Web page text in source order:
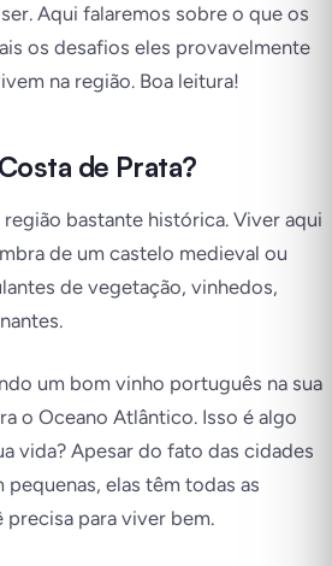
Aqui falaremos sobre o que os
os desafios eles provavelmente
na região. Boa leitura!
de Prata?
bastante histórica. Viver aqui
de um castelo medieval ou
de vegetação, vinhedos,
um bom vinho português na sua
o Oceano Atlântico. Isso é algo
vida? Apesar do fato das cidades
elas têm todas as
para viver bem.